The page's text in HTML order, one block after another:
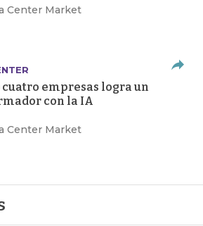
Center Market
cuatro empresas logra un
con la IA
Center Market